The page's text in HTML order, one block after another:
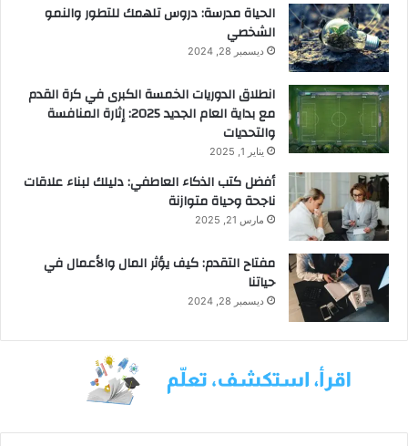
الحياة مدرسة: دروس تلهمك للتطور والنمو
الشخصي
ديسمبر 28, 2024
انطلاق الدوريات الخمسة الكبرى في كرة القدم
مع بداية العام الجديد 2025: إثارة المنافسة
والتحديات
يناير 1, 2025
أفضل كتب الذكاء العاطفي: دليلك لبناء علاقات
ناجحة وحياة متوازنة
مارس 21, 2025
مفتاح التقدم: كيف يؤثر المال والأعمال في
حياتنا
ديسمبر 28, 2024